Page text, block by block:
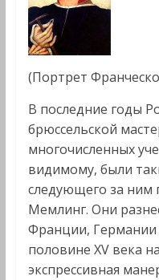
(Портрет
В последние годы
брюссельской
многочисленных
видимому, были
следующего за ним
Мемлинг. Они
Франции,
половине XV века
экспрессивная